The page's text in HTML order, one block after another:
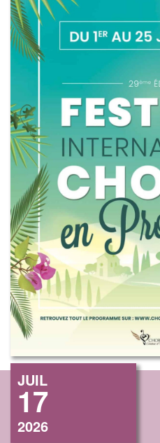
JUIL
17
2026